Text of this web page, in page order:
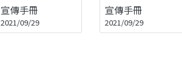
宣傳手冊
2021/09/29
宣傳手冊
2021/09/29